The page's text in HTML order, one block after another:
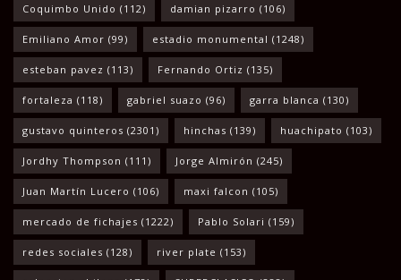
Coquimbo Unido (112) damian pizarro (106)
Emiliano Amor (99) estadio monumental (1248)
esteban pavez (113) Fernando Ortiz (135)
fortaleza (118) gabriel suazo (96) garra blanca (130)
gustavo quinteros (2301) hinchas (139) huachipato (103)
Jordhy Thompson (111) Jorge Almirón (245)
Juan Martín Lucero (106) maxi falcon (105)
mercado de fichajes (1222) Pablo Solari (159)
redes sociales (128) river plate (153)